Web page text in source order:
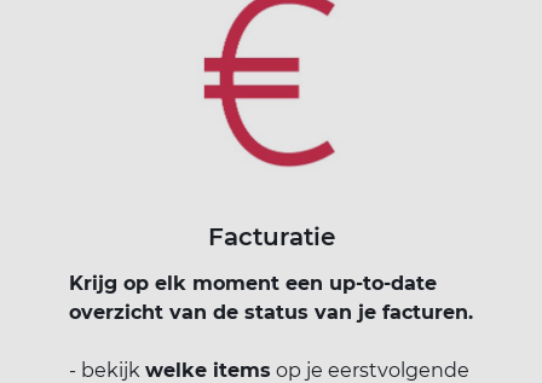
Facturatie
Krijg op elk moment een up-to-date
overzicht van de status van je facturen.
- bekijk welke items op je eerstvolgende